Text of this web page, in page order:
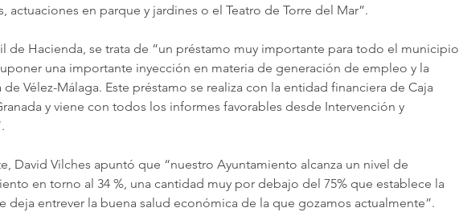
actuaciones en parque y jardines o el Teatro de Torre del Mar”.
de Hacienda, se trata de “un préstamo muy importante para todo el municipio
una importante inyección en materia de generación de empleo y la
Vélez-Málaga. Este préstamo se realiza con la entidad financiera de Caja
y viene con todos los informes favorables desde Intervención y
David Vilches apuntó que “nuestro Ayuntamiento alcanza un nivel de
en torno al 34 %, una cantidad muy por debajo del 75% que establece la
deja entrever la buena salud económica de la que gozamos actualmente”.